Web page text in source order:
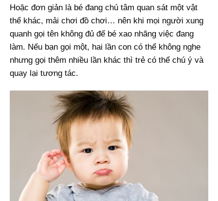
Hoặc đơn giản là bé đang chú tâm quan sát một vật
thể khác, mải chơi đồ chơi… nên khi mọi người xung
quanh gọi tên không đủ để bé xao nhãng việc đang
làm. Nếu bạn gọi một, hai lần con có thể không nghe
nhưng gọi thêm nhiều lần khác thì trẻ có thể chú ý và
quay lại tương tác.